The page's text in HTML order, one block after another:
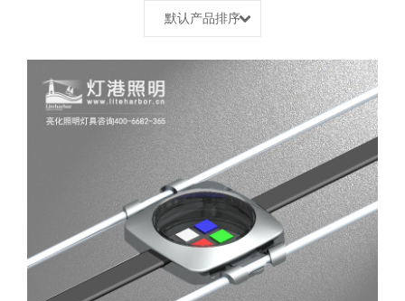
默认产品排序